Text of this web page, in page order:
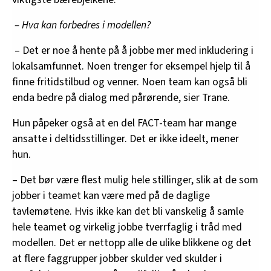
– Hva kan forbedres i modellen?
– Det er noe å hente på å jobbe mer med inkludering i
lokalsamfunnet. Noen trenger for eksempel hjelp til å
finne fritidstilbud og venner. Noen team kan også bli
enda bedre på dialog med pårørende, sier Trane.
Hun påpeker også at en del FACT-team har mange
ansatte i deltidsstillinger. Det er ikke ideelt, mener
hun.
– Det bør være flest mulig hele stillinger, slik at de som
jobber i teamet kan være med på de daglige
tavlemøtene. Hvis ikke kan det bli vanskelig å samle
hele teamet og virkelig jobbe tverrfaglig i tråd med
modellen. Det er nettopp alle de ulike blikkene og det
at flere faggrupper jobber skulder ved skulder i